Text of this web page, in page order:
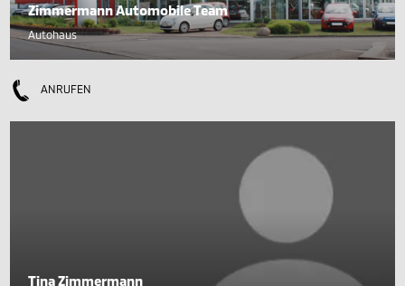
Zimmermann Automobile Team
Autohaus
ANRUFEN
Tina Zimmermann